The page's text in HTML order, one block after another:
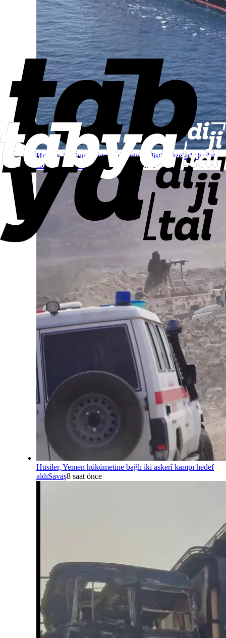
Husiler, iki Suudi petrol tankerini balistik füzelerle hedef
aldığını açıkladıDünyadan 8 saat önce
Husiler, Yemen hükümetine bağlı iki askerî kampı hedef
aldıSavaş8 saat önce